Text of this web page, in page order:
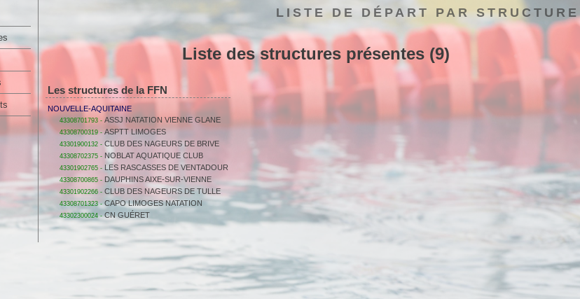
LISTE DE DÉPART PAR STRUCTURE
Liste des structures présentes (9)
Les structures de la FFN
NOUVELLE-AQUITAINE
43308701793 - ASSJ NATATION VIENNE GLANE
43308700319 - ASPTT LIMOGES
43301900132 - CLUB DES NAGEURS DE BRIVE
43308702375 - NOBLAT AQUATIQUE CLUB
43301902765 - LES RASCASSES DE VENTADOUR
43308700865 - DAUPHINS AIXE-SUR-VIENNE
43301902266 - CLUB DES NAGEURS DE TULLE
43308701323 -CAPO LIMOGES NATATION
43302300024 -CN GUÉRET